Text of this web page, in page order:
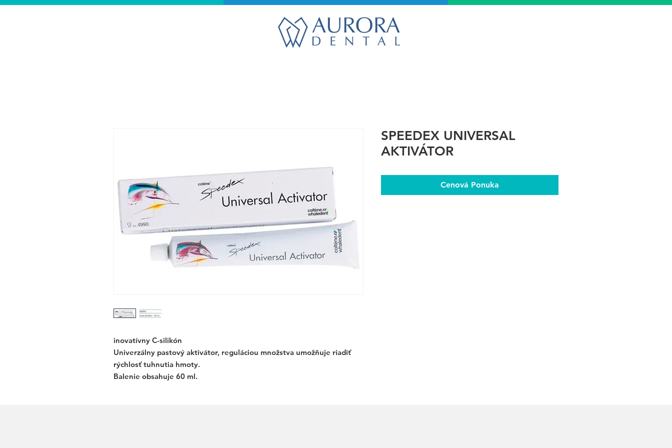
inovatívny C-silikón
Univerzálny pastový aktivátor, reguláciou množstva umožňuje riadiť
rýchlosť tuhnutia hmoty.
Balenie obsahuje 60 ml.
SPEEDEX UNIVERSAL
AKTIVÁTOR
Cenová Ponuka